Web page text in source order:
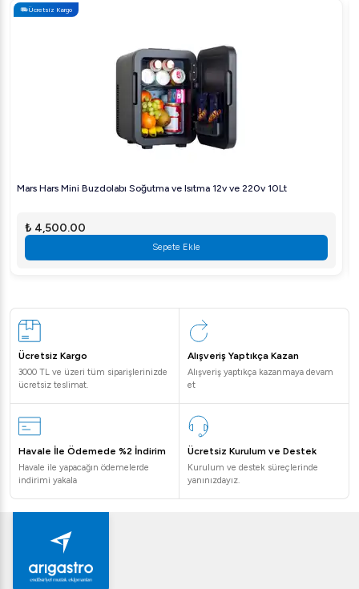
Ücretsiz Kargo
Mars Hars Mini Buzdolabı Soğutma ve Isıtma 12v ve 220v 10Lt
₺ 4,500.00
Sepete Ekle
Ücretsiz Kargo
3000 TL ve üzeri tüm siparişlerinizde
ücretsiz teslimat.
Alışveriş Yaptıkça Kazan
Alışveriş yaptıkça kazanmaya devam
et
Havale İle Ödemede %2 İndirim
Havale ile yapacağın ödemelerde
indirimi yakala
Ücretsiz Kurulum ve Destek
Kurulum ve destek süreçlerinde
yanınızdayız.